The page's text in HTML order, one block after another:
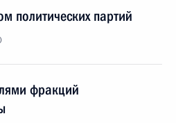
политических партий
фракций